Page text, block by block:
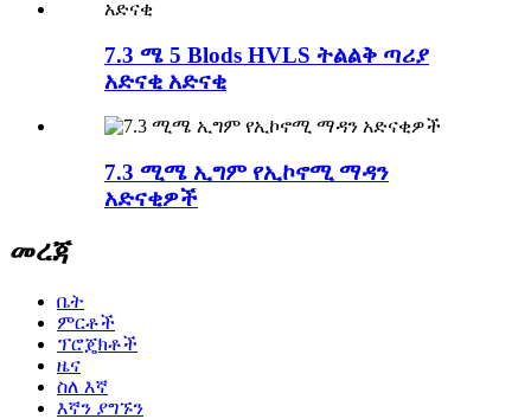
7.3 ሜ 5 Blods HVLS ትልልቅ ጣሪያ
አድናቂ አድናቂ
7.3 ሚሜ ኢግም የኢኮኖሚ ማዳን
አድናቂዎች
መረጃ
ቤት
ምርቶች
ፕሮጄክቶች
ዜና
ስለ እኛ
እኛን ያግኙን